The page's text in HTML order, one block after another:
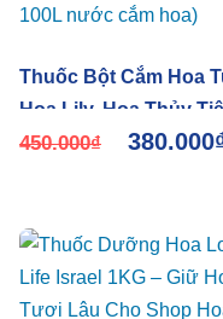
Thuốc Bột Cắm Hoa
Hoa Lily, Hoa Thủy
Lâu tàn và 14 ngày
nước cắm hoa)
450.000₫ 380.000